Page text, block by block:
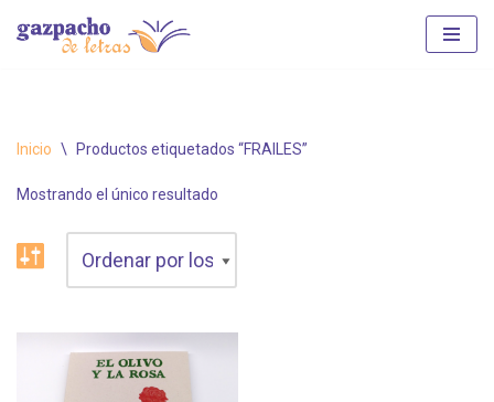
Inicio \ Productos etiquetados “FRAILES”
Mostrando el único resultado